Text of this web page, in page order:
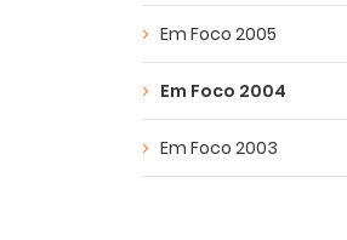
Em Foco 2005
Em Foco 2004
Em Foco 2003